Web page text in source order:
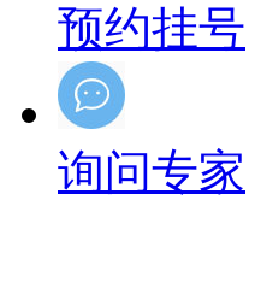
预约挂号
询问专家